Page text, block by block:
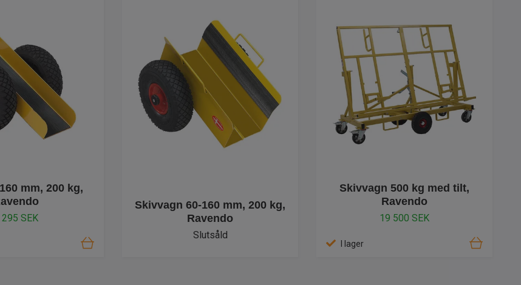
mm, 200 kg,
295 SEK
Skivvagn 60-160 mm, 200 kg,
Ravendo
Slutsåld
Skivvagn 500 kg med tilt,
Ravendo
19 500 SEK
I lager